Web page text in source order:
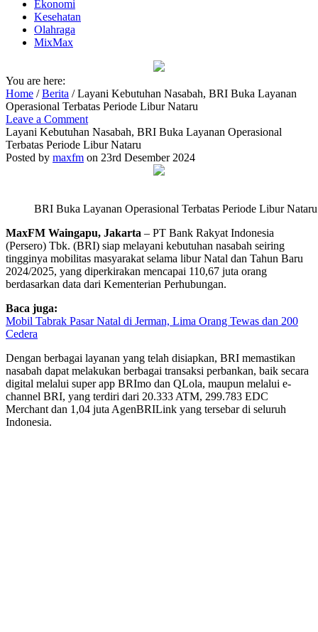
Ekonomi
Kesehatan
Olahraga
MixMax
You are here:
Home /Berita /Layani Kebutuhan Nasabah, BRI Buka Layanan
Operasional Terbatas Periode Libur Nataru
Leave a Comment
Layani Kebutuhan Nasabah, BRI Buka Layanan Operasional
Terbatas Periode Libur Nataru
Posted by maxfm on 23rd Desember 2024
BRI Buka Layanan Operasional Terbatas Periode Libur
MaxFM Waingapu, Jakarta – PT Bank Rakyat Indonesia
(Persero) Tbk. (BRI) siap melayani kebutuhan nasabah seiring
tingginya mobilitas masyarakat selama libur Natal dan Tahun Baru
2024/2025, yang diperkirakan mencapai 110,67 juta orang
berdasarkan data dari Kementerian Perhubungan.
Baca juga:
Mobil Tabrak Pasar Natal di Jerman, Lima Orang Tewas dan 200
Cedera
Dengan berbagai layanan yang telah disiapkan, BRI memastikan
nasabah dapat melakukan berbagai transaksi perbankan, baik secara
digital melalui super app BRImo dan QLola, maupun melalui e-
channel BRI, yang terdiri dari 20.333 ATM, 299.783 EDC
Merchant dan 1,04 juta AgenBRILink yang tersebar di seluruh
Indonesia.